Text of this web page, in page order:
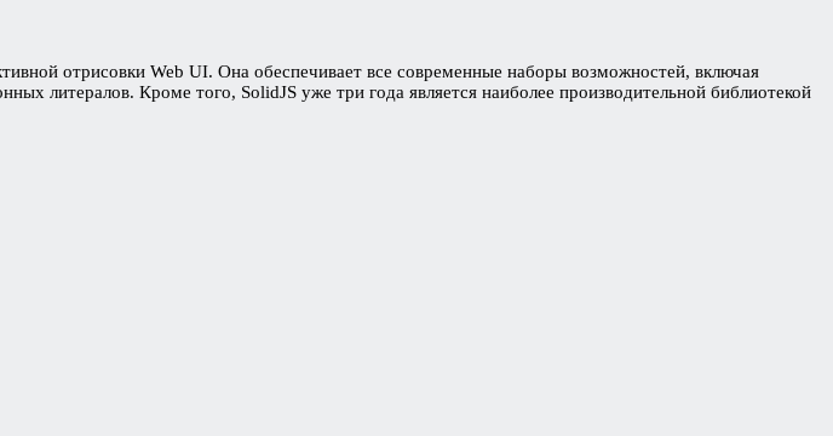
отрисовки Web UI. Она обеспечивает все современные наборы возможностей, включая
литералов. Кроме того, SolidJS уже три года является наиболее производительной библиотекой